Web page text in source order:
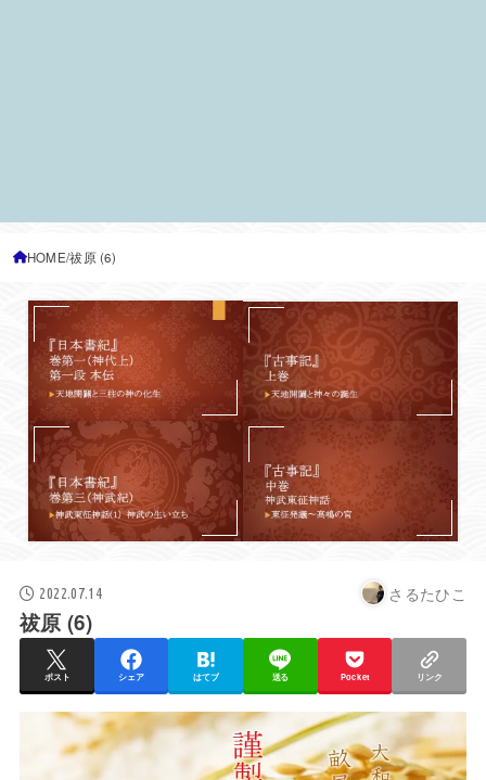
HOME 祓原 (6)
2022.07.14 さるたひこ
祓原 (6)
ポスト シェア はてブ 送る Pocket リンク